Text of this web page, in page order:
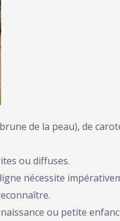
de la peau), de
ou diffuses.
nécessite
ou petite